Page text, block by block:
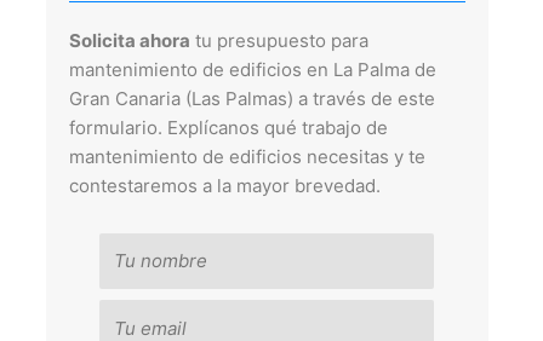
Solicita ahora tu presupuesto para
mantenimiento de edificios en La Palma de
Gran Canaria (Las Palmas) a través de este
formulario. Explícanos qué trabajo de
mantenimiento de edificios necesitas y te
contestaremos a la mayor brevedad.